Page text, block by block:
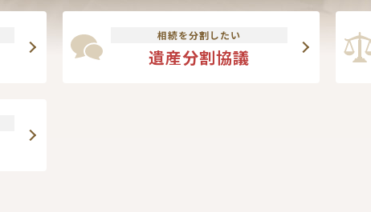
相続を分割したい
遺産分割協議